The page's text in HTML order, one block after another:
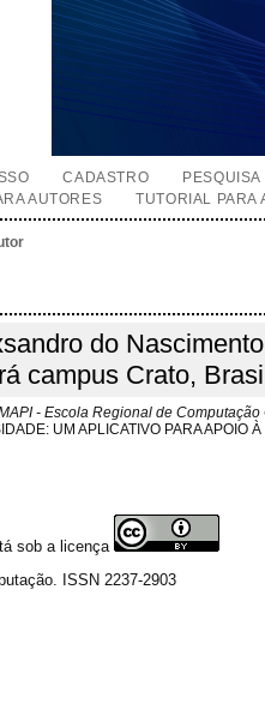
CADASTRO PESQUISA
AUTORES TUTORIAL PARA
do
campus Crato,
- Escola Regional de
UM APLICATIVO PARA APOIO
sob a licença
ISSN 2237-2903